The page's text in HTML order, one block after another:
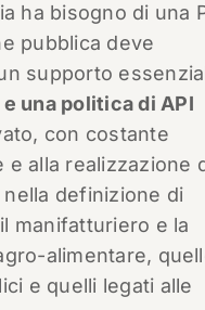
ha bisogno di una
pubblica deve
supporto
una politica di API
con costante
alla realizzazione
definizione di
manifatturiero e la
alimentare,
e quelli legati alle